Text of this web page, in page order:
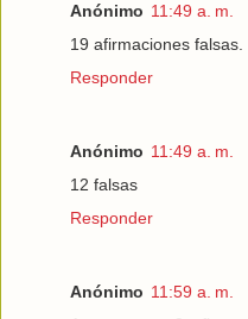
Anónimo 11:49 a. m.
19 afirmaciones falsas.
Responder
Anónimo 11:49 a. m.
12 falsas
Responder
Anónimo 11:59 a. m.